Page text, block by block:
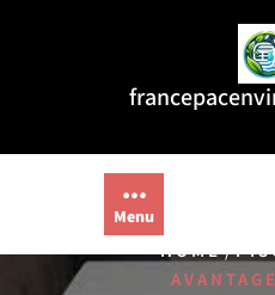
Menu
HOME/